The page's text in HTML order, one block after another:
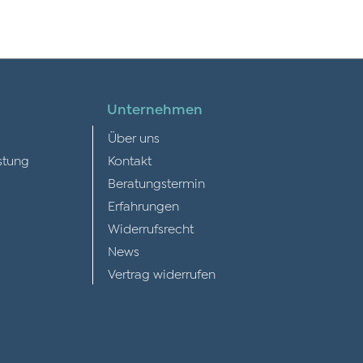
Unternehmen
Über uns
Kontakt
Beratungstermin
Erfahrungen
Widerrufsrecht
News
Vertrag widerrufen